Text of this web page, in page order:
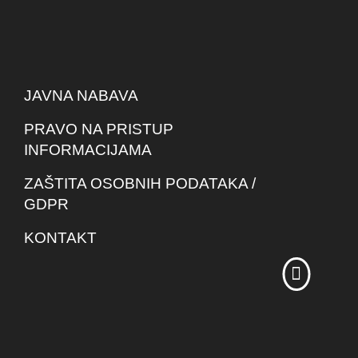
JAVNA NABAVA
PRAVO NA PRISTUP
INFORMACIJAMA
ZAŠTITA OSOBNIH PODATAKA /
GDPR
KONTAKT